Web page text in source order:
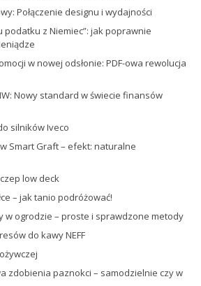
Połączenie designu i wydajności
podatku z Niemiec”: jak poprawnie
w nowej odsłonie: PDF-owa rewolucja
Nowy standard w świecie finansów
silników Iveco
Smart Graft – efekt: naturalne
low deck
– jak tanio podróżować!
w ogrodzie – proste i sprawdzone metody
do kawy NEFF
zdobienia paznokci – samodzielnie czy w